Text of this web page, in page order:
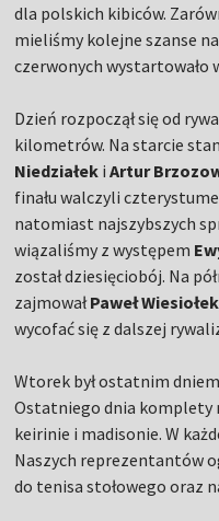
dla polskich kibiców.
mieliśmy kolejne szanse
czerwonych wystartowało
Dzień rozpoczął się od
kilometrów. Na starcie
Niedziałek iArtur
finału walczyli
natomiast najszybszych
wiązaliśmy z występem
został dziesięciobój. Na
zajmowałPaweł Wiesiołek
wycofać się z dalszej
Wtorek był ostatnim
Ostatniego dnia komplety
keirinie i madisonie. W
Naszych reprezentantów
do tenisa stołowego oraz